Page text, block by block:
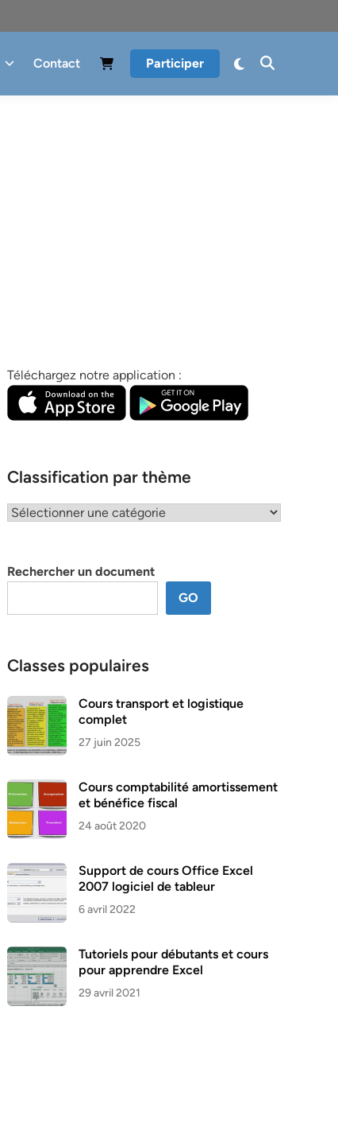
Contact Participer
Téléchargez notre application :
Classification par thème
Classification
Rechercher un document
GO
Classes populaires
Cours transport et logistique
complet
27 juin 2025
Cours comptabilité amortissement
et bénéfice fiscal
24 août 2020
Support de cours Office Excel
2007 logiciel de tableur
6 avril 2022
Tutoriels pour débutants et cours
pour apprendre Excel
29 avril 2021